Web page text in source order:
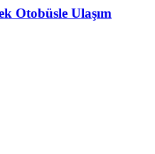
Otobüsle Ulaşım